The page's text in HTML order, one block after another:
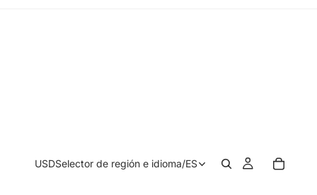
USDSelector de región e idioma/ES